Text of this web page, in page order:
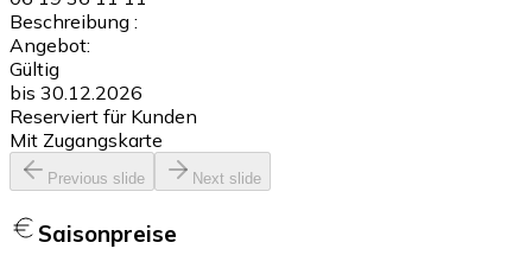
Beschreibung :
Angebot:
Gültig
bis 30.12.2026
Reserviert für Kunden
Mit Zugangskarte
Previous slide Next slide
Saisonpreise